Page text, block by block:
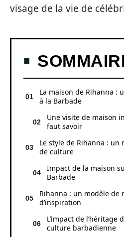
visage de la vie de
La maison de Rihanna :
à la Barbade
Une visite de maison
faut savoir
Le style de Rihanna : un
de culture
Impact de la maison
Barbade
Rihanna : un modèle de
d’inspiration
L’impact de l’héritage
culture barbadienne